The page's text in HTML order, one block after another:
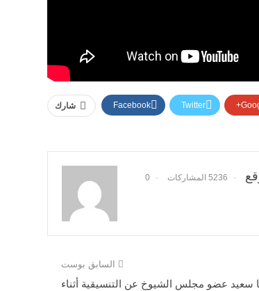
شارك Facebook Twitter
5236 المشاركات 0
السابق بوست
سعيد عضو مجلس الشيوخ عن التنسيقية أثناء